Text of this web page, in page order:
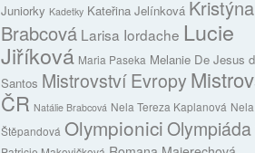
Juniorky Kadetky Kateřina Jelínková Kristýna
Brabcová Larisa Iordache Lucie
Jiříková Maria Paseka Melanie De Jesus
Santos Mistrovství Evropy
ČR Natálie Brabcová Nela Tereza Kaplanová Nela
Štěpandová Olympionici